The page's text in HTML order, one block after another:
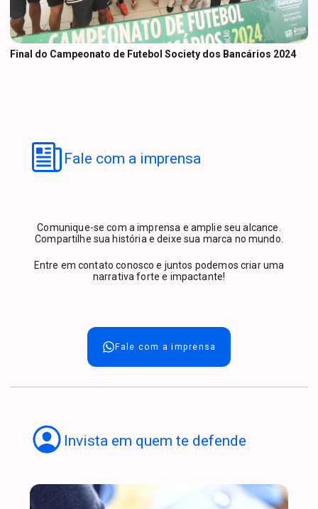
Final do Campeonato de Futebol Society dos Bancários 2024
Fale com a imprensa
Comunique-se com a imprensa e amplie seu alcance.
Compartilhe sua história e deixe sua marca no mundo.
Entre em contato conosco e juntos podemos criar uma
narrativa forte e impactante!
Fale com a imprensa
Invista em quem te defende